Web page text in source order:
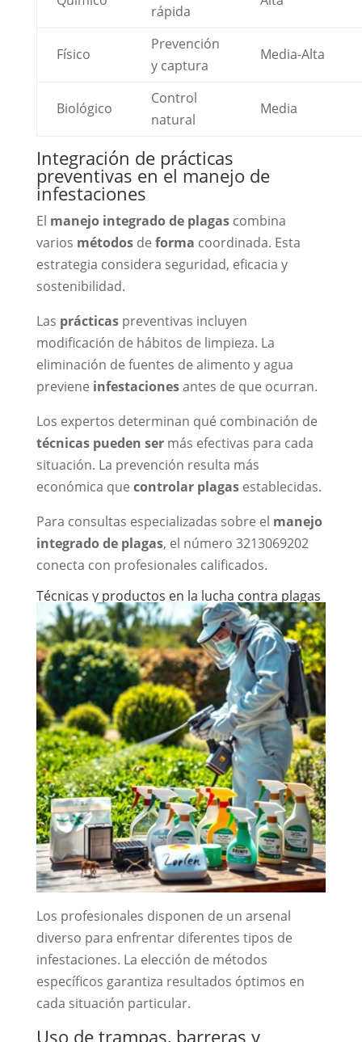
rápida
Físico
Prevención
y captura
Media-Alta
Biológico
Control
natural
Media
Integración de prácticas
preventivas en el manejo de
infestaciones
El manejo integrado de plagascombina
varios métodosde forma coordinada. Esta
estrategia considera seguridad, eficacia y
sostenibilidad.
Las prácticaspreventivas incluyen
modificación de hábitos de limpieza. La
eliminación de fuentes de alimento y agua
previene infestacionesantes de que ocurran.
Los expertos determinan qué combinación de
técnicas pueden sermás efectivas para cada
situación. La prevención resulta más
económica que controlar plagasestablecidas.
Para consultas especializadas sobre el manejo
integrado de plagas, el número 3213069202
conecta con profesionales calificados.
Técnicas y productos en la lucha contra plagas
Los profesionales disponen de un arsenal
diverso para enfrentar diferentes tipos de
infestaciones. La elección de métodos
específicos garantiza resultados óptimos en
cada situación particular.
Uso de trampas, barreras y